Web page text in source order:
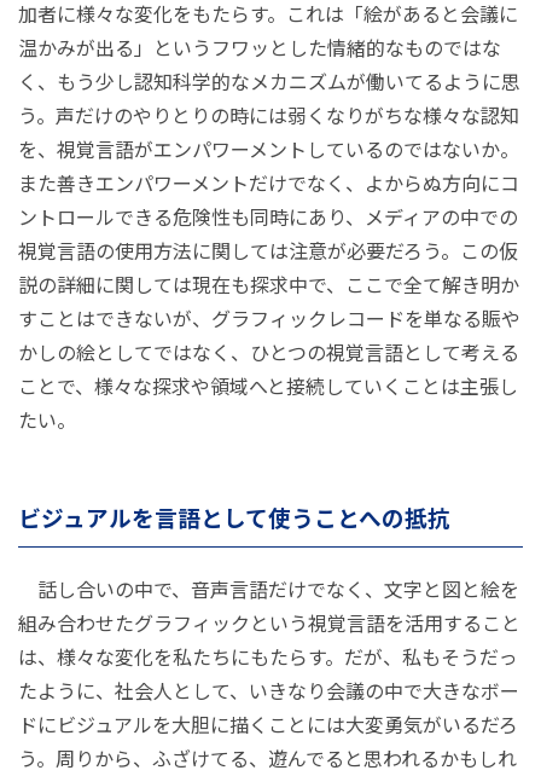
加者に様々な変化をもたらす。これは「絵があると会議に
温かみが出る」というフワッとした情緒的なものではな
く、もう少し認知科学的なメカニズムが働いてるように思
う。声だけのやりとりの時には弱くなりがちな様々な認知
を、視覚言語がエンパワーメントしているのではないか。
また善きエンパワーメントだけでなく、よからぬ方向にコ
ントロールできる危険性も同時にあり、メディアの中での
視覚言語の使用方法に関しては注意が必要だろう。この仮
説の詳細に関しては現在も探求中で、ここで全て解き明か
すことはできないが、グラフィックレコードを単なる賑や
かしの絵としてではなく、ひとつの視覚言語として考える
ことで、様々な探求や領域へと接続していくことは主張し
たい。
ビジュアルを言語として使うことへの抵抗
話し合いの中で、音声言語だけでなく、文字と図と絵を
組み合わせたグラフィックという視覚言語を活用すること
は、様々な変化を私たちにもたらす。だが、私もそうだっ
たように、社会人として、いきなり会議の中で大きなボー
ドにビジュアルを大胆に描くことには大変勇気がいるだろ
う。周りから、ふざけてる、遊んでると思われるかもしれ